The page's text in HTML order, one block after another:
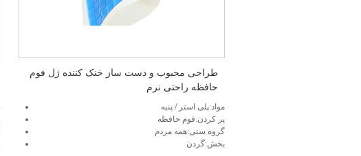
طراحی محبوب و دست ساز خنک کننده ژل فوم
حافظه راحتی نرم
مواد:پلی استر / پنبه
پر كردن:فوم حافظه
گروه سنی:همه مردم
بخش:گردن